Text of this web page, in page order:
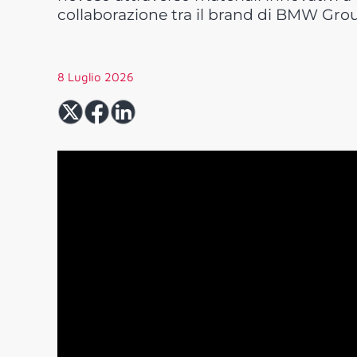
collaborazione tra il brand di BMW
8 Luglio 2026